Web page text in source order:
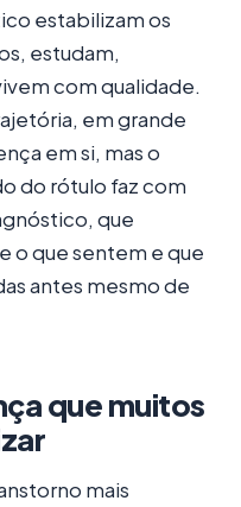
estabilizam os
estudam,
com qualidade.
em grande
em si, mas o
do rótulo faz com
que
o que sentem e que
antes mesmo de
que muitos
mais